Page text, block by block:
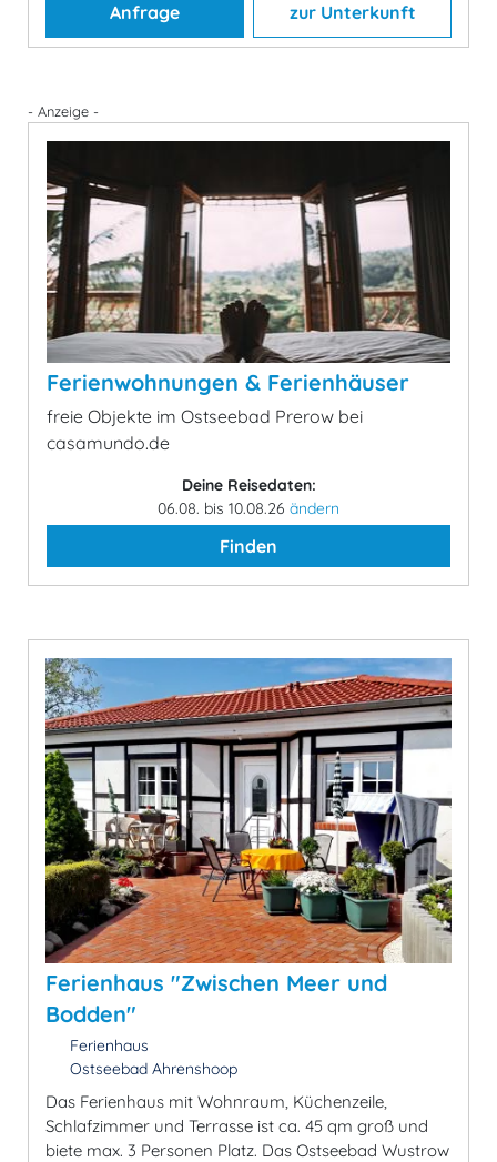
Anfrage zur Unterkunft
- Anzeige -
Ferienwohnungen & Ferienhäuser
freie Objekte im Ostseebad Prerow bei
casamundo.de
Deine Reisedaten:
06.08. bis 10.08.26 ändern
Finden
Ferienhaus "Zwischen Meer und
Bodden"
Ferienhaus
Ostseebad Ahrenshoop
Das Ferienhaus mit Wohnraum, Küchenzeile,
Schlafzimmer und Terrasse ist ca. 45 qm groß und
biete max. 3 Personen Platz. Das Ostseebad Wustrow